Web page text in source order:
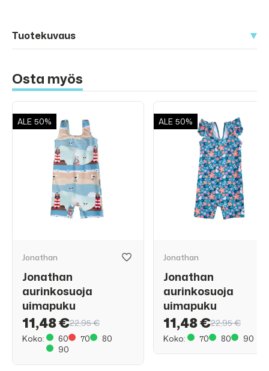
Tuotekuvaus
Osta myös
ALE 50%
Jonathan
Jonathan
aurinkosuoja
uimapuku
11,48 €22,95 €
Koko:
60 70
80
90
ALE 50%
Jonathan
Jonathan
aurinkosuoja
uimapuku
11,48 €22,95 €
Koko:
70 80 90